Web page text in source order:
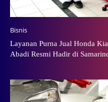
Bisnis
Layanan Purna Jual Honda
Abadi Resmi Hadir di